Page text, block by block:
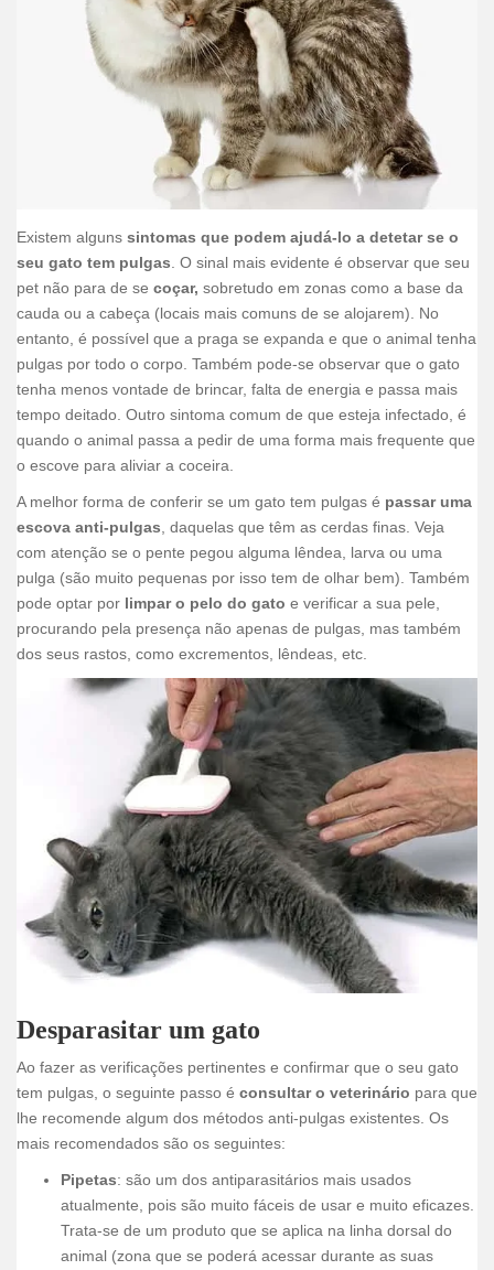
Existem alguns sintomas que podem ajudá-lo a detetar se o
seu gato tem pulgas . O sinal mais evidente é observar que seu
pet não para de se coçar, sobretudo em zonas como a base da
cauda ou a cabeça (locais mais comuns de se alojarem). No
entanto, é possível que a praga se expanda e que o animal tenha
pulgas por todo o corpo. Também pode-se observar que o gato
tenha menos vontade de brincar, falta de energia e passa mais
tempo deitado. Outro sintoma comum de que esteja infectado, é
quando o animal passa a pedir de uma forma mais frequente que
o escove para aliviar a coceira.
A melhor forma de conferir se um gato tem pulgas é passar uma
escova anti-pulgas , daquelas que têm as cerdas finas. Veja
com atenção se o pente pegou alguma lêndea, larva ou uma
pulga (são muito pequenas por isso tem de olhar bem). Também
pode optar por limpar o pelo do gato e verificar a sua pele,
procurando pela presença não apenas de pulgas, mas também
dos seus rastos, como excrementos, lêndeas, etc.
Desparasitar um gato
Ao fazer as verificações pertinentes e confirmar que o seu gato
tem pulgas, o seguinte passo é consultar o veterinário para que
lhe recomende algum dos métodos anti-pulgas existentes. Os
mais recomendados são os seguintes:
Pipetas: são um dos antiparasitários mais usados
atualmente, pois são muito fáceis de usar e muito eficazes.
Trata-se de um produto que se aplica na linha dorsal do
animal (zona que se poderá acessar durante as suas